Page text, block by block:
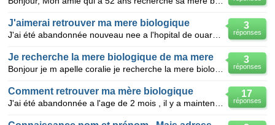
3
réponses
J'aimerai retrouver ma mere biologique
3
réponses
Je recherche la mere biologique de ma mere
17
réponses
Comment retrouver ma mère biologique